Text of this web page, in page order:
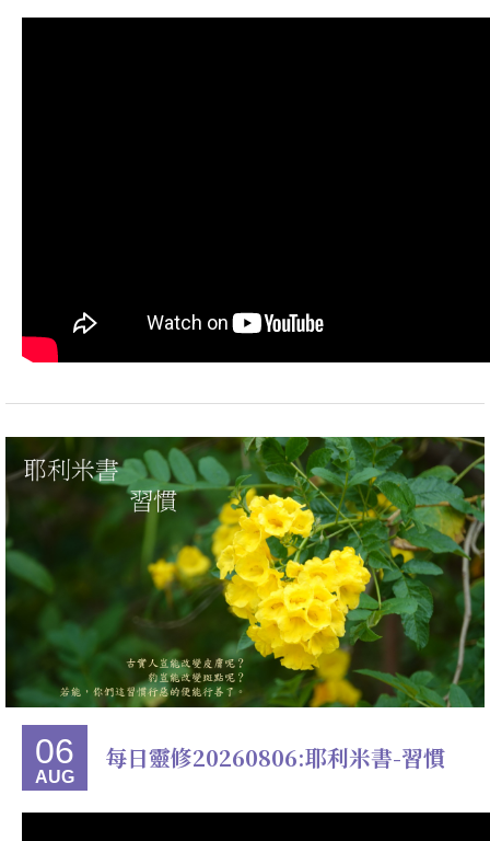
每日靈修20260806:耶利米書-習慣
06
AUG